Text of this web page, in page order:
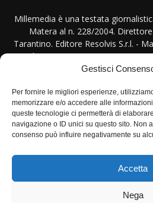
Gestisci
Per fornire le migliori esperienze,
memorizzare e/o accedere alle
queste tecnologie ci permetterà di
navigazione o ID unici su questo sito. Non
consenso può influire negativamente su
Accetta
Nega
Millemedia è una testata
Matera al n. 228/2004.
Tarantino. Editore Resolvis S.r.l. -
al ROC Registro Operatori
31/10/
Contattaci:
SEGUICI